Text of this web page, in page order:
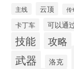
主线 云顶 传
卡丁车 可以通
技能 攻略
武器 洛克